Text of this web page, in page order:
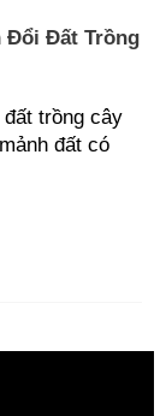
Đổi Đất Trồng
trồng cây
đất có